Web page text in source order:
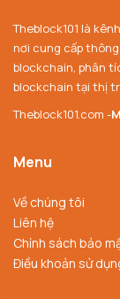
Theblock101 là
nơi cung cấp
blockchain, phân
blockchain tại thị
Theblock101.com -
Menu
Về chúng tôi
Liên hệ
Chính sách bảo
Điều khoản sử